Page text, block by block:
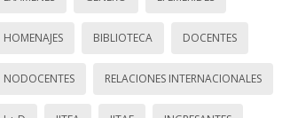
HOMENAJES BIBLIOTECA DOCENTES
NODOCENTES RELACIONES INTERNACIONALES